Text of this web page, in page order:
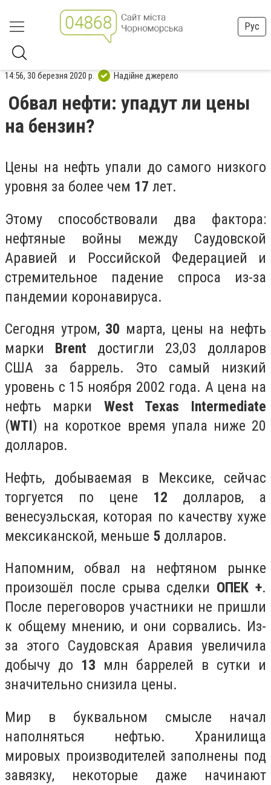
Рус
14:56, 30 березня 2020 р. Надійне джерело
Обвал нефти: упадут ли цены
на бензин?
Цены на нефть упали до самого низкого
уровня за более чем 17 лет.
Этому способствовали два фактора:
нефтяные войны между Саудовской
Аравией и Российской Федерацией и
стремительное падение спроса из-за
пандемии коронавируса.
Сегодня утром, 30 марта, цены на нефть
марки Brent достигли 23,03 долларов
США за баррель. Это самый низкий
уровень с 15 ноября 2002 года. А цена на
нефть марки West Texas Intermediate
(WTI) на короткое время упала ниже 20
долларов.
Нефть, добываемая в Мексике, сейчас
торгуется по цене 12 долларов, а
венесуэльская, которая по качеству хуже
мексиканской, меньше 5 долларов.
Напомним, обвал на нефтяном рынке
произошёл после срыва сделки ОПЕК +.
После переговоров участники не пришли
к общему мнению, и они сорвались. Из-
за этого Саудовская Аравия увеличила
добычу до 13 млн баррелей в сутки и
значительно снизила цены.
Мир в буквальном смысле начал
наполняться нефтью. Хранилища
мировых производителей заполнены под
завязку, некоторые даже начинают